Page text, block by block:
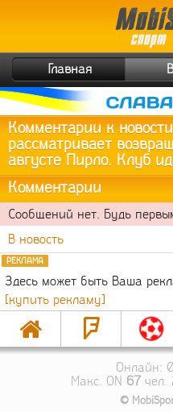
Главная
Комментарии к
рассматривает
августе Пирло. Клуб
Комментарии
Сообщений нет. Будь
В новость
РЕКЛАМА
Здесь может быть Ваша
[купить рекламу]
Онлайн:
Макс. ON 67чел.
©